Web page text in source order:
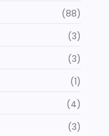
(88)
(3)
(3)
(1)
(4)
(3)